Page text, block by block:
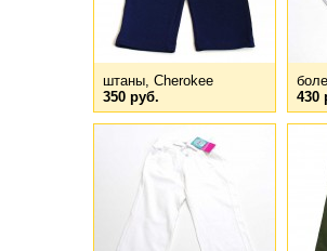
штаны, Cherokee
350 руб.
430